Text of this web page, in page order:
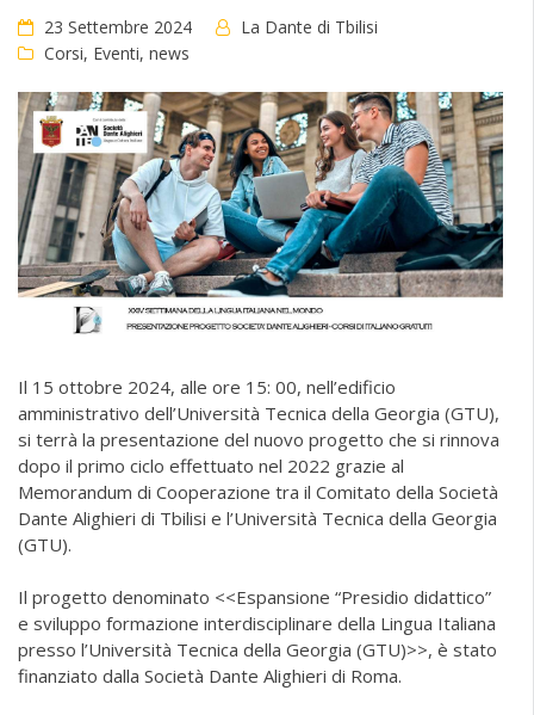
23 Settembre 2024
La Dante di Tbilisi
Corsi, Eventi, news
Il 15 ottobre 2024, alle ore 15: 00, nell’edificio
amministrativo dell’Università Tecnica della Georgia (GTU),
si terrà la presentazione del nuovo progetto che si rinnova
dopo il primo ciclo effettuato nel 2022 grazie al
Memorandum di Cooperazione tra il Comitato della Società
Dante Alighieri di Tbilisi e l’Università Tecnica della Georgia
(GTU).
Il progetto denominato <<Espansione “Presidio didattico”
e sviluppo formazione interdisciplinare della Lingua Italiana
presso l’Università Tecnica della Georgia (GTU)>>, è stato
finanziato dalla Società Dante Alighieri di Roma.